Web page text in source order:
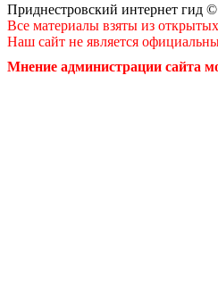
Приднестровский интернет гид
Все материалы взяты из
Наш сайт не является
Мнение администрации сайта